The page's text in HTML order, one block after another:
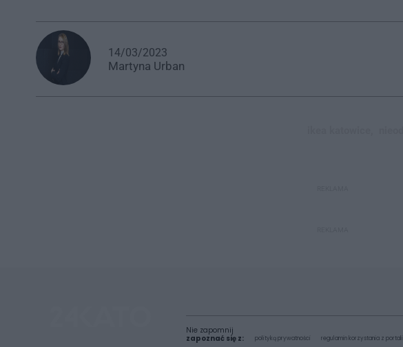
14/03/2023
Martyna Urban
Nie zapomnij
zapoznać się z:
polityką prywatności regulamin korzystania z portali